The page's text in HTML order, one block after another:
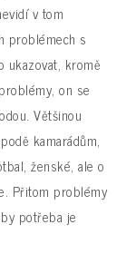
v tom
problémech s
ukazovat, kromě
on se
Většinou
kamarádům,
ženské, ale o
Přitom problémy
potřeba je